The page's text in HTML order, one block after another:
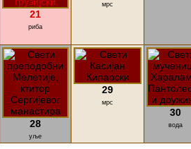
21
риба
мрс
28
уље
29
мрс
30
вода